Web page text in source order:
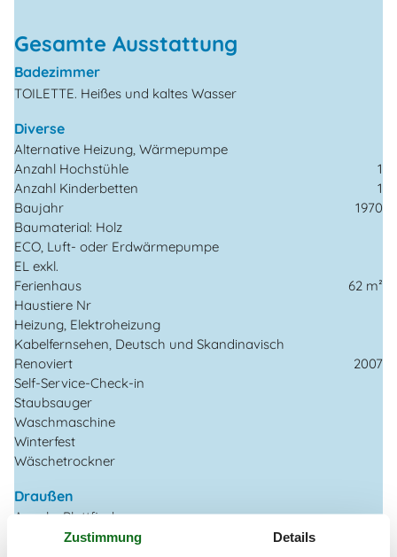
Gesamte Ausstattung
Badezimmer
TOILETTE. Heißes und kaltes Wasser
Diverse
Alternative Heizung, Wärmepumpe
Anzahl Hochstühle
1
Anzahl Kinderbetten
1
Baujahr
1970
Baumaterial: Holz
ECO, Luft- oder Erdwärmepumpe
EL exkl.
Ferienhaus
62 m²
Haustiere Nr
Heizung, Elektroheizung
Kabelfernsehen, Deutsch und Skandinavisch
Renoviert
2007
Self-Service-Check-in
Staubsauger
Waschmaschine
Winterfest
Wäschetrockner
Draußen
Angeln, Plattfisch
GartenmöbelZustimmung Details